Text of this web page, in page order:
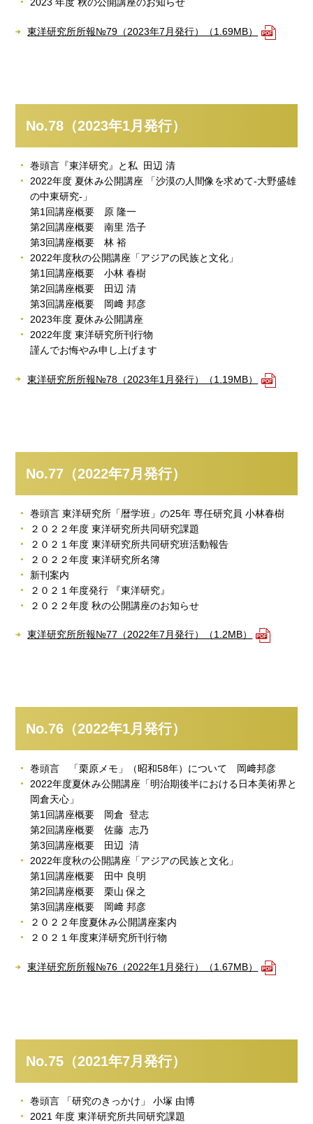
東洋研究所所報№79（2023年7月発行）（1.69MB）
No.78（2023年1月発行）
巻頭言『東洋研究』と私 田辺 清
2022年度 夏休み公開講座 「沙漠の人間像を求めて-大野盛雄
の中東研究-」
第1回講座概要 原 隆一
第2回講座概要 南里 浩子
第3回講座概要 林 裕
2022年度秋の公開講座「アジアの民族と文化」
第1回講座概要 小林 春樹
第2回講座概要 田辺 清
第3回講座概要 岡﨑 邦彦
2023年度 夏休み公開講座
2022年度 東洋研究所刊行物
謹んでお悔やみ申し上げます
東洋研究所所報№78（2023年1月発行）（1.19MB）
No.77（2022年7月発行）
巻頭言 東洋研究所「暦学班」の25年 専任研究員 小林春樹
２０２２年度 東洋研究所共同研究課題
２０２１年度 東洋研究所共同研究班活動報告
２０２２年度 東洋研究所名簿
新刊案内
２０２１年度発行 『東洋研究』
２０２２年度 秋の公開講座のお知らせ
東洋研究所所報№77（2022年7月発行）（1.2MB）
No.76（2022年1月発行）
巻頭言 「栗原メモ」（昭和58年）について 岡﨑邦彦
2022年度夏休み公開講座「明治期後半における日本美術界と
岡倉天心」
第1回講座概要 岡倉 登志
第2回講座概要 佐藤 志乃
第3回講座概要 田辺 清
2022年度秋の公開講座「アジアの民族と文化」
第1回講座概要 田中 良明
第2回講座概要 栗山 保之
第3回講座概要 岡﨑 邦彦
２０２２年度夏休み公開講座案内
２０２１年度東洋研究所刊行物
東洋研究所所報№76（2022年1月発行）（1.67MB）
No.75（2021年7月発行）
巻頭言 「研究のきっかけ」 小塚 由博
2021 年度 東洋研究所共同研究課題